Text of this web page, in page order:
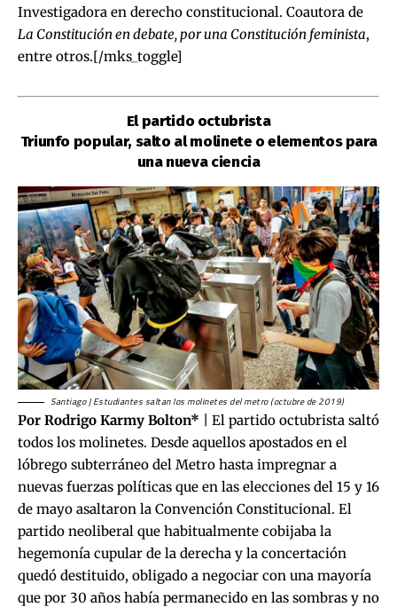
Investigadora en derecho constitucional. Coautora de
La Constitución en debate, por una Constitución feminista,
entre otros.[/mks_toggle]
El partido octubrista
Triunfo popular, salto al molinete o elementos para
una nueva ciencia
Santiago | Estudiantes saltan los molinetes del metro (octubre de 2019)
Por Rodrigo Karmy Bolton* | El partido octubrista saltó
todos los molinetes. Desde aquellos apostados en el
lóbrego subterráneo del Metro hasta impregnar a
nuevas fuerzas políticas que en las elecciones del 15 y 16
de mayo asaltaron la Convención Constitucional. El
partido neoliberal que habitualmente cobijaba la
hegemonía cupular de la derecha y la concertación
quedó destituido, obligado a negociar con una mayoría
que por 30 años había permanecido en las sombras y no